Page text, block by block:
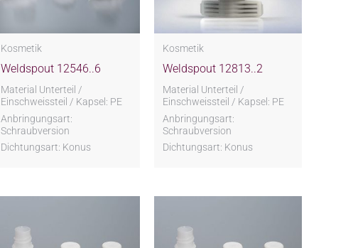
Kosmetik
Weldspout 12546..6
Material Unterteil /
Einschweissteil / Kapsel: PE
Anbringungsart:
Schraubversion
Dichtungsart: Konus
Kosmetik
Weldspout 12813..2
Material Unterteil /
Einschweissteil / Kapsel: PE
Anbringungsart:
Schraubversion
Dichtungsart: Konus